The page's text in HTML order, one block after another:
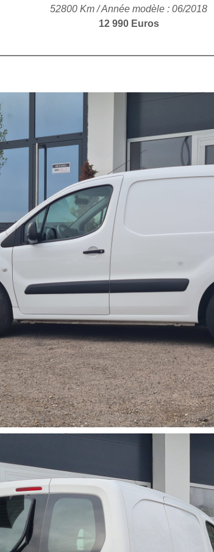
52800 Km / Année modèle : 06/2018
12 990 Euros